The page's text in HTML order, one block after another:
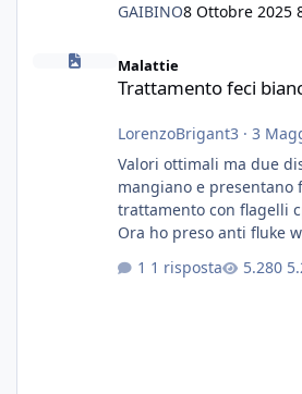
GAIBINO8 Ottobre 2025
Trattamento feci bianche e inappetenza
Malattie
Trattamento feci
LorenzoBrigant3 · 3
Valori ottimali ma due
mangiano e presentano
trattamento con flagelli
Ora ho preso anti fluke
sostanza
1 risposta